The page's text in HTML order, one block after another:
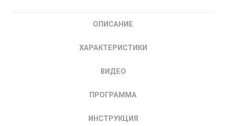
ОПИСАНИЕ
ХАРАКТЕРИСТИКИ
ВИДЕО
ПРОГРАММА
ИНСТРУКЦИЯ